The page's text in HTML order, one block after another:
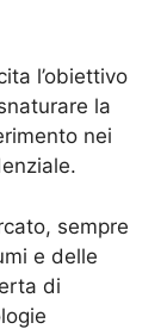
l’obiettivo
la
nei
sempre
e delle
di